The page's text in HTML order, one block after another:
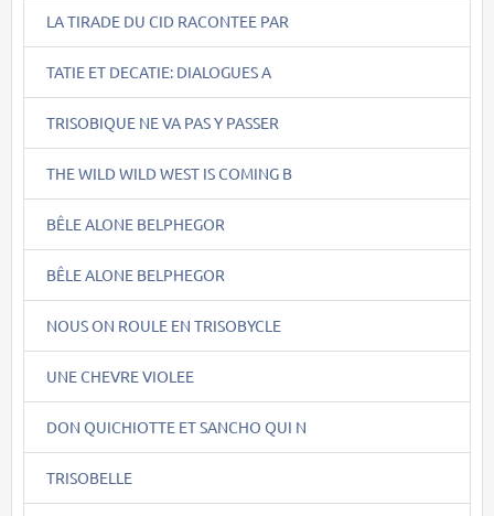
LA TIRADE DU CID RACONTEE PAR
TATIE ET DECATIE: DIALOGUES A
TRISOBIQUE NE VA PAS Y PASSER
THE WILD WILD WEST IS COMING B
BÊLE ALONE BELPHEGOR
BÊLE ALONE BELPHEGOR
NOUS ON ROULE EN TRISOBYCLE
UNE CHEVRE VIOLEE
DON QUICHIOTTE ET SANCHO QUI N
TRISOBELLE